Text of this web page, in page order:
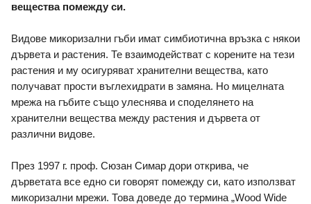
вещества помежду си.
Видове микоризални гъби имат симбиотична връзка с някои
дървета и растения. Те взаимодействат с корените на тези
растения и му осигуряват хранителни вещества, като
получават прости въглехидрати в замяна. Но мицелната
мрежа на гъбите също улеснява и споделянето на
хранителни вещества между растения и дървета от
различни видове.
През 1997 г. проф. Сюзан Симар дори открива, че
дърветата все едно си говорят помежду си, като използват
микоризални мрежи. Това доведе до термина „Wood Wide